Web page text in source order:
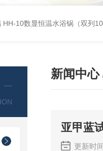
HH-10数显恒温水浴锅（双列
新闻中心
亚甲蓝
更新时